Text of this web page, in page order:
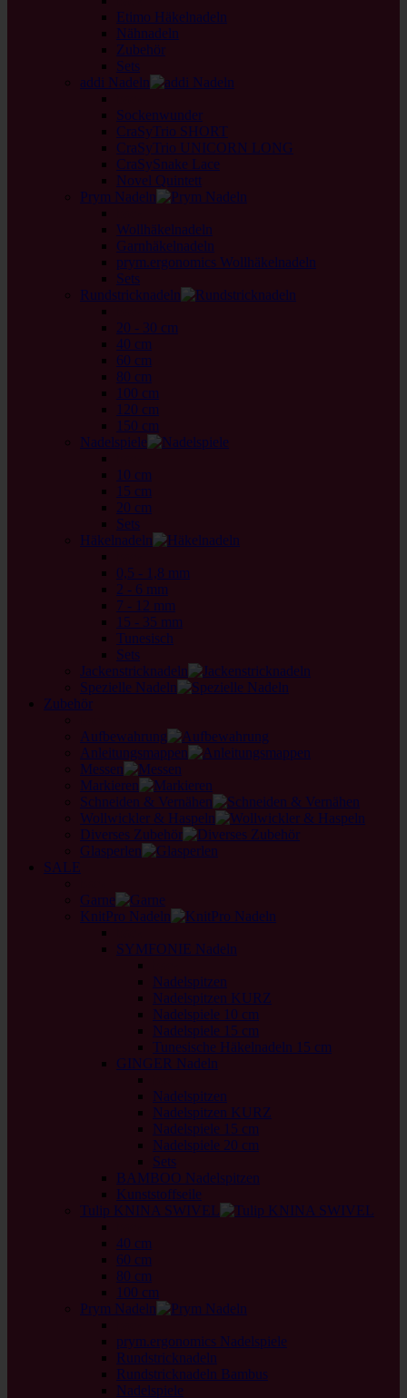
Etimo Häkelnadeln
Nähnadeln
Zubehör
Sets
addi Nadeln
Sockenwunder
CraSyTrio SHORT
CraSyTrio UNICORN LONG
CraSySnake Lace
Novel Quintett
Prym Nadeln
Wollhäkelnadeln
Garnhäkelnadeln
prym.ergonomics Wollhäkelnadeln
Sets
Rundstricknadeln
20 - 30 cm
40 cm
60 cm
80 cm
100 cm
120 cm
150 cm
Nadelspiele
10 cm
15 cm
20 cm
Sets
Häkelnadeln
0,5 - 1,8 mm
2 - 6 mm
7 - 12 mm
15 - 35 mm
Tunesisch
Sets
Jackenstricknadeln
Spezielle Nadeln
Zubehör
Aufbewahrung
Anleitungsmappen
Messen
Markieren
Schneiden & Vernähen
Wollwickler & Haspeln
Diverses Zubehör
Glasperlen
SALE
Garne
KnitPro Nadeln
SYMFONIE Nadeln
Nadelspitzen
Nadelspitzen KURZ
Nadelspiele 10 cm
Nadelspiele 15 cm
Tunesische Häkelnadeln 15 cm
GINGER Nadeln
Nadelspitzen
Nadelspitzen KURZ
Nadelspiele 15 cm
Nadelspiele 20 cm
Sets
BAMBOO Nadelspitzen
Kunststoffseile
Tulip KNINA SWIVEL
40 cm
60 cm
80 cm
100 cm
Prym Nadeln
prym.ergonomics Nadelspiele
Rundstricknadeln
Rundstricknadeln Bambus
Nadelspiele